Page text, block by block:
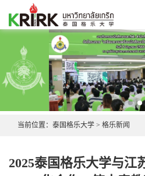
当前位置： 泰国格乐大学 > 格乐新闻
2025泰国格乐大学与江